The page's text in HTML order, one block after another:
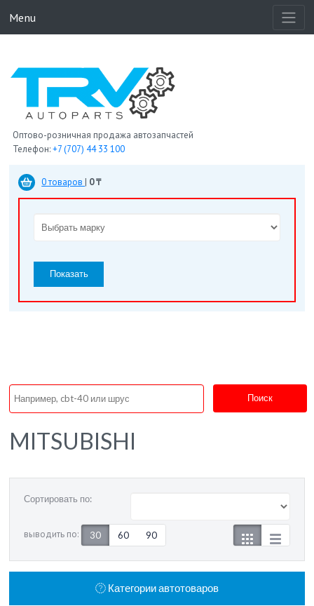
Menu
Оптово-розничная продажа автозапчастей
Телефон:+7 (707) 44 33 100
0 товаров | 0 ₸
Показать
Поиск
MITSUBISHI
Сортировать по:
выводить по: 30 60 90
Категории автотоваров